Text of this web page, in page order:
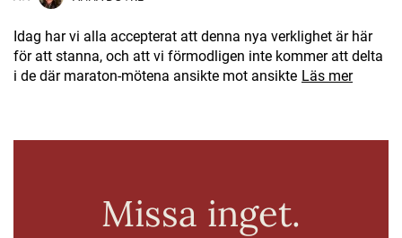
Idag har vi alla accepterat att denna nya verklighet är här
för att stanna, och att vi förmodligen inte kommer att delta
i de där maraton-mötena ansikte mot ansikte Läs mer
Missa inget.